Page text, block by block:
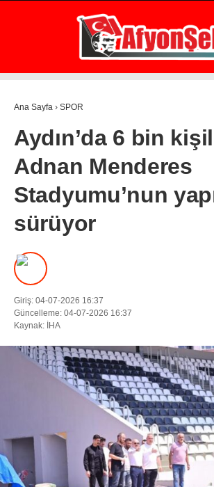
32.3
GÜNDEM
EKONOMİ
ASAYİŞ
POLİTİKA
SPOR
SAĞLIK
EĞİTİM
İLÇE
ÇEVRE
RESMI İLANLAR
CANLI YAYIN
Ana Sayfa › SPOR
Aydın’da 6 bin
Adnan Menderes
Stadyumu’nun
sürüyor
Giriş: 04-07-2026 16:37
Güncelleme: 04-07-2026 16:37
Kaynak: İHA